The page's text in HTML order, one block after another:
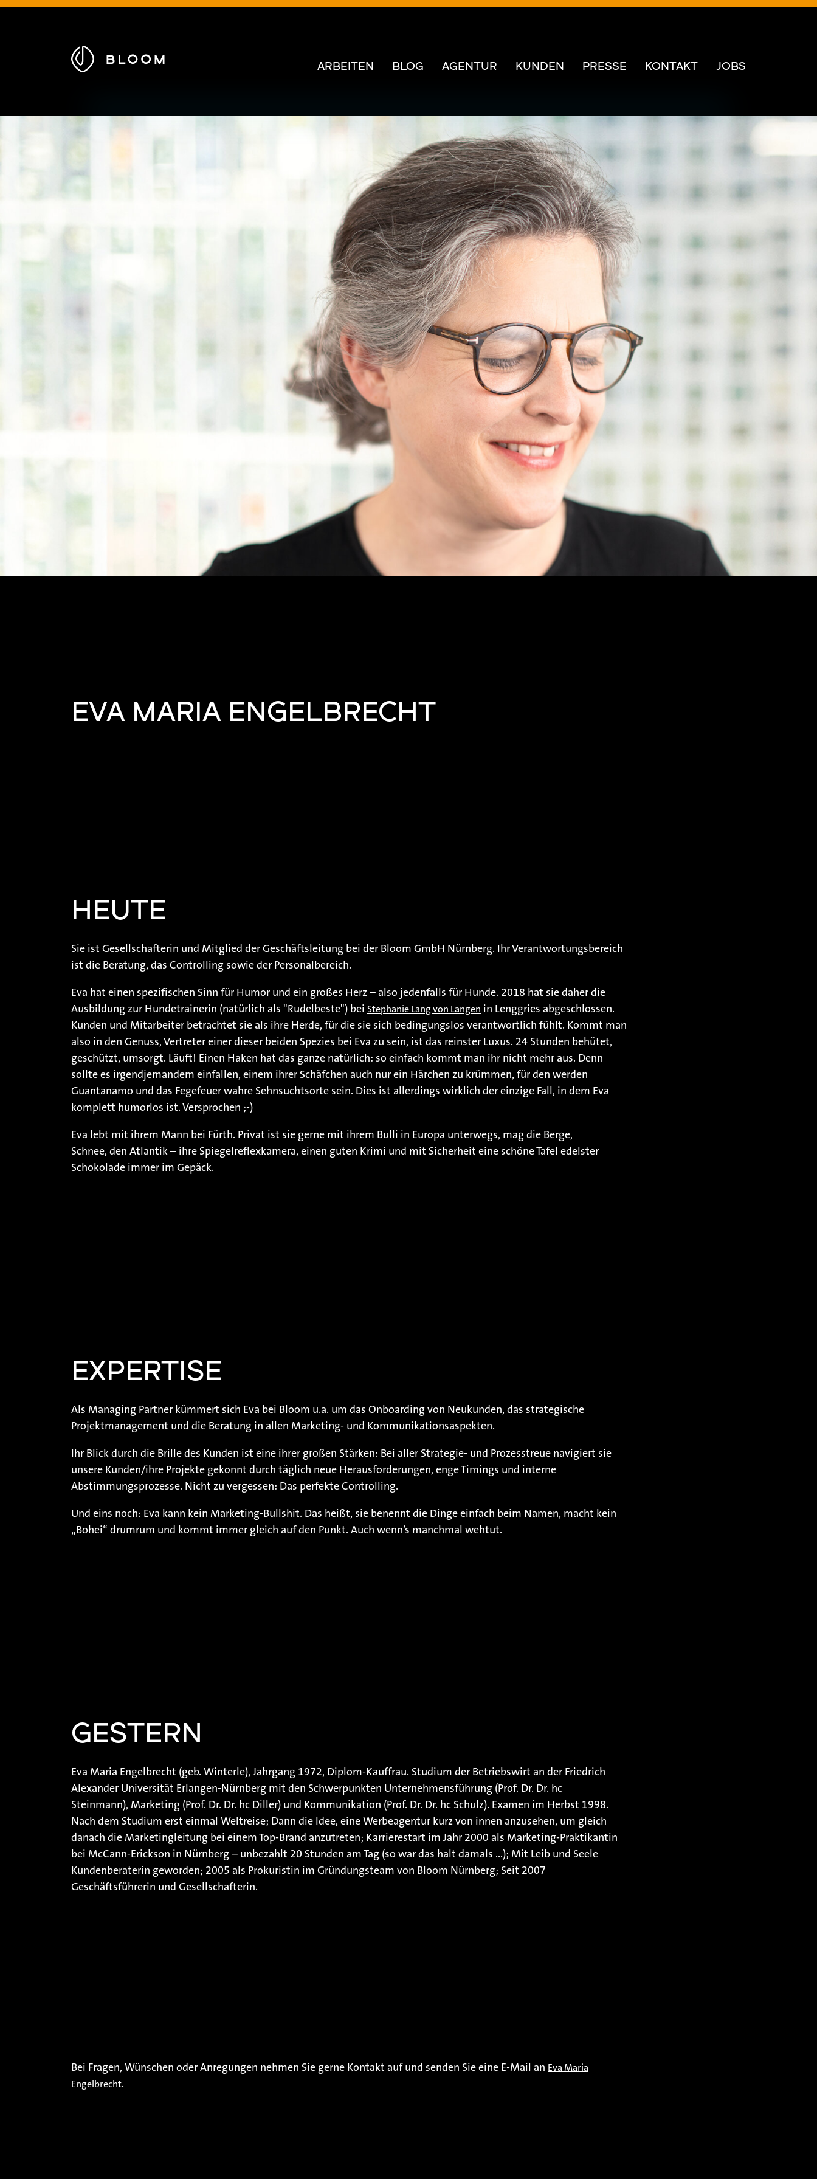
ARBEITEN BLOG AGENTUR KUNDEN PRESSE KONTAKT JOBS
EVA MARIA ENGELBRECHT
HEUTE
Sie ist Gesellschafterin und Mitglied der Geschäftsleitung bei der Bloom GmbH Nürnberg. Ihr Verantwortungsbereich
ist die Beratung, das Controlling sowie der Personalbereich.
Eva hat einen spezifischen Sinn für Humor und ein großes Herz – also jedenfalls für Hunde. 2018 hat sie daher die
Ausbildung zur Hundetrainerin (natürlich als "Rudelbeste") bei Stephanie Lang von Langen in Lenggries abgeschlossen.
Kunden und Mitarbeiter betrachtet sie als ihre Herde, für die sie sich bedingungslos verantwortlich fühlt. Kommt man
also in den Genuss, Vertreter einer dieser beiden Spezies bei Eva zu sein, ist das reinster Luxus. 24 Stunden behütet,
geschützt, umsorgt. Läuft! Einen Haken hat das ganze natürlich: so einfach kommt man ihr nicht mehr aus. Denn
sollte es irgendjemandem einfallen, einem ihrer Schäfchen auch nur ein Härchen zu krümmen, für den werden
Guantanamo und das Fegefeuer wahre Sehnsuchtsorte sein. Dies ist allerdings wirklich der einzige Fall, in dem Eva
komplett humorlos ist. Versprochen ;-)
Eva lebt mit ihrem Mann bei Fürth. Privat ist sie gerne mit ihrem Bulli in Europa unterwegs, mag die Berge,
Schnee, den Atlantik – ihre Spiegelreflexkamera, einen guten Krimi und mit Sicherheit eine schöne Tafel edelster
Schokolade immer im Gepäck.
EXPERTISE
Als Managing Partner kümmert sich Eva bei Bloom u.a. um das Onboarding von Neukunden, das strategische
Projektmanagement und die Beratung in allen Marketing- und Kommunikationsaspekten.
Ihr Blick durch die Brille des Kunden ist eine ihrer großen Stärken: Bei aller Strategie- und Prozesstreue navigiert sie
unsere Kunden/ihre Projekte gekonnt durch täglich neue Herausforderungen, enge Timings und interne
Abstimmungsprozesse. Nicht zu vergessen: Das perfekte Controlling.
Und eins noch: Eva kann kein Marketing-Bullshit. Das heißt, sie benennt die Dinge einfach beim Namen, macht kein
„Bohei“ drumrum und kommt immer gleich auf den Punkt. Auch wenn’s manchmal wehtut.
GESTERN
Eva Maria Engelbrecht (geb. Winterle), Jahrgang 1972, Diplom-Kauffrau. Studium der Betriebswirt an der Friedrich
Alexander Universität Erlangen-Nürnberg mit den Schwerpunkten Unternehmensführung (Prof. Dr. Dr. hc
Steinmann), Marketing (Prof. Dr. Dr. hc Diller) und Kommunikation (Prof. Dr. Dr. hc Schulz). Examen im Herbst 1998.
Nach dem Studium erst einmal Weltreise; Dann die Idee, eine Werbeagentur kurz von innen anzusehen, um gleich
danach die Marketingleitung bei einem Top-Brand anzutreten; Karrierestart im Jahr 2000 als Marketing-Praktikantin
bei McCann-Erickson in Nürnberg – unbezahlt 20 Stunden am Tag (so war das halt damals ...); Mit Leib und Seele
Kundenberaterin geworden; 2005 als Prokuristin im Gründungsteam von Bloom Nürnberg; Seit 2007
Geschäftsführerin und Gesellschafterin.
Bei Fragen, Wünschen oder Anregungen nehmen Sie gerne Kontakt auf und senden Sie eine E-Mail an Eva Maria
Engelbrecht.